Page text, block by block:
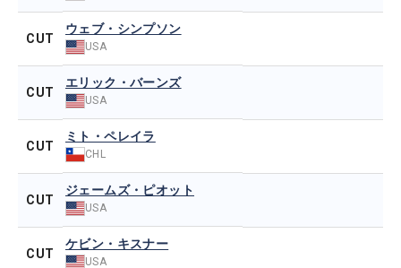
CUT
ウェブ・シンプソン
USA
CUT
エリック・バーンズ
USA
CUT
ミト・ペレイラ
CHL
CUT
ジェームズ・ピオット
USA
CUT
ケビン・キスナー
USA